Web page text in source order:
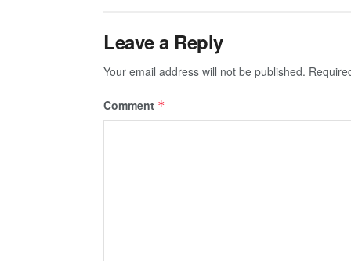
Leave a Reply
Your email address will not be published.
Comment *